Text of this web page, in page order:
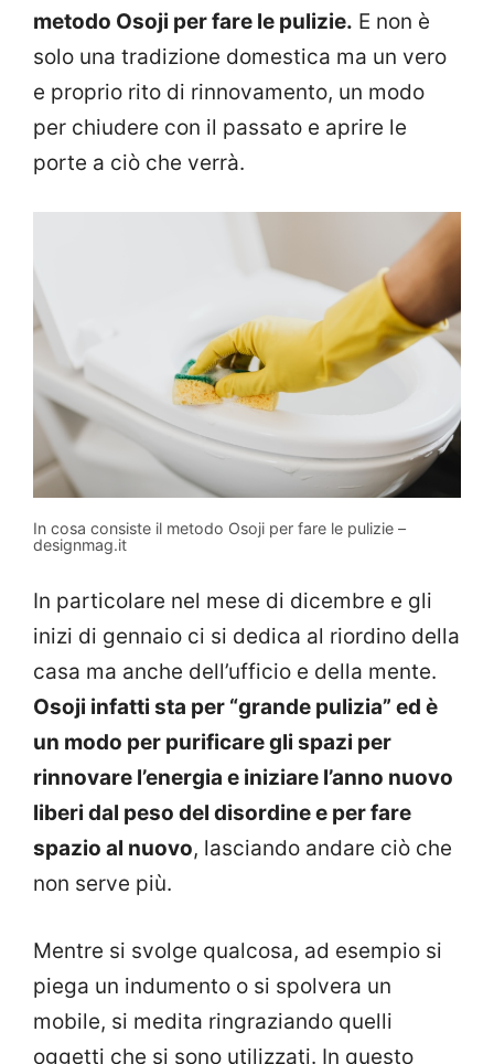
metodo Osoji per fare le pulizie. E non è
solo una tradizione domestica ma un vero
e proprio rito di rinnovamento, un modo
per chiudere con il passato e aprire le
porte a ciò che verrà.
In cosa consiste il metodo Osoji per fare le pulizie –
designmag.it
In particolare nel mese di dicembre e gli
inizi di gennaio ci si dedica al riordino della
casa ma anche dell’ufficio e della mente.
Osoji infatti sta per “grande pulizia” ed è
un modo per purificare gli spazi per
rinnovare l’energia e iniziare l’anno nuovo
liberi dal peso del disordine e per fare
spazio al nuovo, lasciando andare ciò che
non serve più.
Mentre si svolge qualcosa, ad esempio si
piega un indumento o si spolvera un
mobile, si medita ringraziando quelli
oggetti che si sono utilizzati. In questo